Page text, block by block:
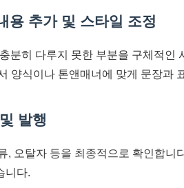
용 추가 및 스타일 조정
분히 다루지 못한 부분을 구체적
양식이나 톤앤매너에 맞게 문장과
발행
, 오탈자 등을 최종적으로 확인합
니다.